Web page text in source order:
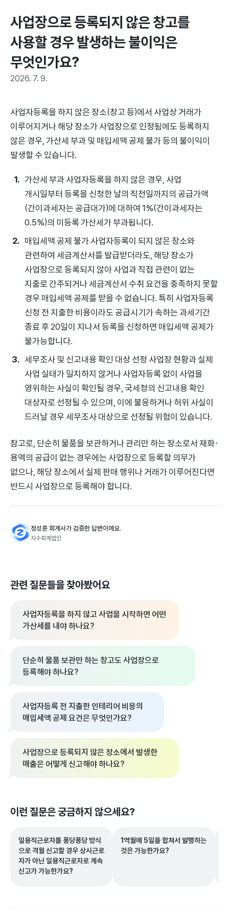
사업장으로 등록되지 않은 창고를
사용할 경우 발생하는 불이익은
무엇인가요?
2026. 7. 9.
사업자등록을 하지 않은 장소(창고 등)에서 사업상 거래가
이루어지거나 해당 장소가 사업장으로 인정됨에도 등록하지
않은 경우, 가산세 부과 및 매입세액 공제 불가 등의 불이익이
발생할 수 있습니다.
가산세 부과 사업자등록을 하지 않은 경우, 사업
개시일부터 등록을 신청한 날의 직전일까지의 공급가액
(간이과세자는 공급대가)에 대하여 1%(간이과세자는
0.5%)의 미등록 가산세가 부과됩니다.
매입세액 공제 불가 사업자등록이 되지 않은 장소와
관련하여 세금계산서를 발급받더라도, 해당 장소가
사업장으로 등록되지 않아 사업과 직접 관련이 없는
지출로 간주되거나 세금계산서 수취 요건을 충족하지 못할
경우 매입세액 공제를 받을 수 없습니다. 특히 사업자등록
신청 전 지출한 비용이라도 공급시기가 속하는 과세기간
종료 후 20일이 지나서 등록을 신청하면 매입세액 공제가
불가능합니다.
세무조사 및 신고내용 확인 대상 선정 사업장 현황과 실제
사업 실태가 일치하지 않거나 사업자등록 없이 사업을
영위하는 사실이 확인될 경우, 국세청의 신고내용 확인
대상자로 선정될 수 있으며, 이에 불응하거나 허위 사실이
드러날 경우 세무조사 대상으로 선정될 위험이 있습니다.
참고로, 단순히 물품을 보관하거나 관리만 하는 장소로서 재화·
용역의 공급이 없는 경우에는 사업장으로 등록할 의무가
없으나, 해당 장소에서 실제 판매 행위나 거래가 이루어진다면
반드시 사업장으로 등록해야 합니다.
정성훈 회계사가 검증한 답변이에요.
지수회계법인
관련 질문들을 찾아봤어요
사업자등록을 하지 않고 사업을 시작하면 어떤
가산세를 내야 하나요?
단순히 물품 보관만 하는 창고도 사업장으로
등록해야 하나요?
사업자등록 전 지출한 인테리어 비용의
매입세액 공제 요건은 무엇인가요?
사업장으로 등록되지 않은 장소에서 발생한
매출은 어떻게 신고해야 하나요?
이런 질문은 궁금하지 않으세요?
일용직근로자를 퐁당퐁당 방식
으로 격월 신고할 경우 상시근로
자가 아닌 일용직근로자로 계속
신고가 가능한가요?
1역월에 5일을 합쳐서 발행하는
것은 가능한가요?